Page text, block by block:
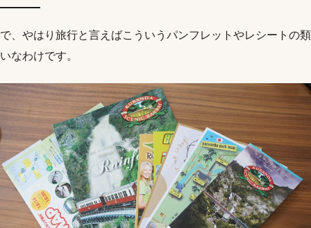
で、やはり旅行と言えばこういうパンフレットやレシートの類
いなわけです。